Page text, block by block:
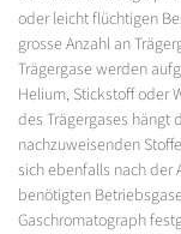
oder leicht flüchtigen
grosse Anzahl an
Trägergase werden
Helium, Stickstoff oder
des Trägergases hängt
nachzuweisenden
sich ebenfalls nach der
benötigten
Gaschromatograph